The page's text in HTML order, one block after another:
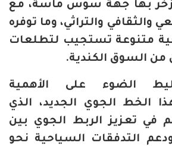
تزخر بها جهة سوس ماسة، مع
والثقافي والتراثي، وما توفره
متنوعة تستجيب لتطلعات
من السوق الكندية.
الضوء على الأهمية
الخط الجوي الجديد، الذي
في تعزيز الربط الجوي بين
التدفقات السياحية نحو